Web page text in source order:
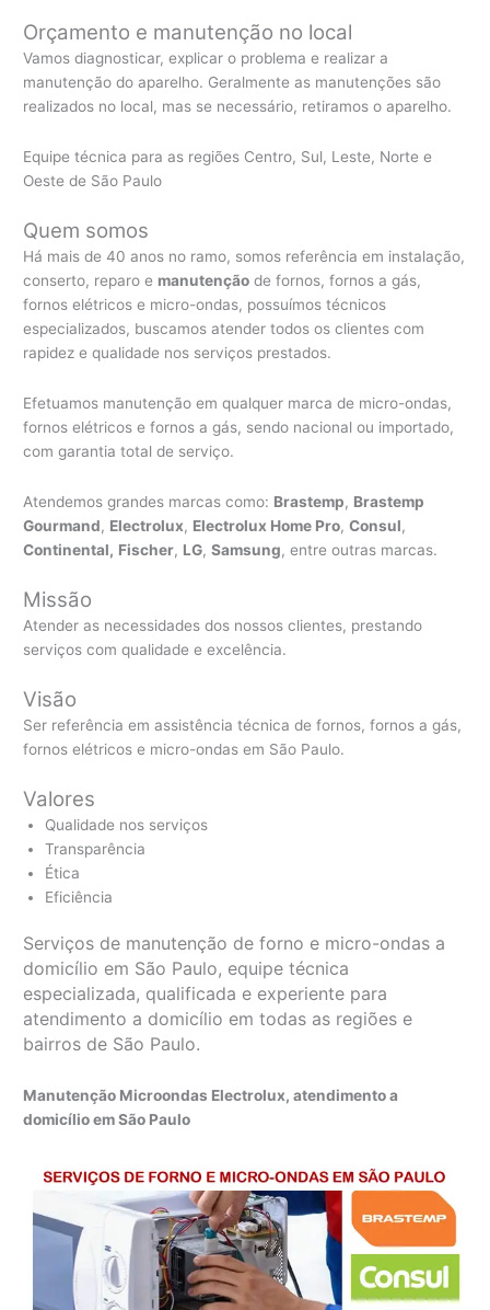
Orçamento e manutenção no local
Vamos diagnosticar, explicar o problema e realizar a
manutenção do aparelho. Geralmente as manutenções são
realizados no local, mas se necessário, retiramos o aparelho.
Equipe técnica para as regiões Centro, Sul, Leste, Norte e
Oeste de São Paulo
Quem somos
Há mais de 40 anos no ramo, somos referência em instalação,
conserto, reparo e manutenção de fornos, fornos a gás,
fornos elétricos e micro-ondas, possuímos técnicos
especializados, buscamos atender todos os clientes com
rapidez e qualidade nos serviços prestados.
Efetuamos manutenção em qualquer marca de micro-ondas,
fornos elétricos e fornos a gás, sendo nacional ou importado,
com garantia total de serviço.
Atendemos grandes marcas como: Brastemp, Brastemp
Gourmand, Electrolux, Electrolux Home Pro,Consul,
Continental, Fischer, LG,Samsung, entre outras marcas.
Missão
Atender as necessidades dos nossos clientes, prestando
serviços com qualidade e excelência.
Visão
Ser referência em assistência técnica de fornos, fornos a gás,
fornos elétricos e micro-ondas em São Paulo.
Valores
Qualidade nos serviços
Transparência
Ética
Eficiência
Serviços de manutenção de forno e micro-ondas a
domicílio em São Paulo, equipe técnica
especializada, qualificada e experiente para
atendimento a domicílio em todas as regiões e
bairros de São Paulo.
Manutenção Microondas Electrolux, atendimento a
domicílio em São Paulo